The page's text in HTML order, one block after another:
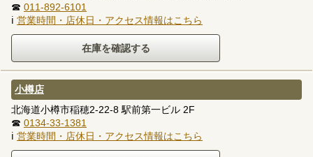
☎ 011-892-6101
ℹ 営業時間・店休日・アクセス情報はこちら
小樽店
北海道小樽市稲穂2-22-8 駅前第一ビル 2F
☎ 0134-33-1381
ℹ 営業時間・店休日・アクセス情報はこちら